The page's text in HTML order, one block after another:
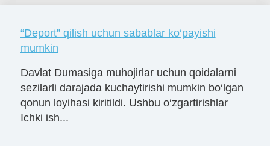
“Deport” qilish uchun sabablar ko‘payishi
mumkin
Davlat Dumasiga muhojirlar uchun qoidalarni
sezilarli darajada kuchaytirishi mumkin bo‘lgan
qonun loyihasi kiritildi. Ushbu o‘zgartirishlar
Ichki ish...